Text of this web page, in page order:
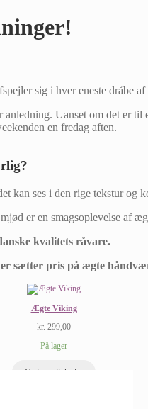
sig i hver eneste dråbe
Uanset om det er
en fredag aften.
kan ses i den rige tekstur og
er en smagsoplevelse af
kvalitets råvare.
sætter pris på ægte
Ægte Viking
kr. 299,00
På lager
Vælg muligheder